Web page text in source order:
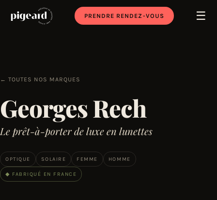
PRENDRE RENDEZ-VOUS ☰
← TOUTES NOS MARQUES
Georges Rech
Le prêt-à-porter de luxe en lunettes
OPTIQUE SOLAIRE FEMME HOMME
◆ FABRIQUÉ EN FRANCE